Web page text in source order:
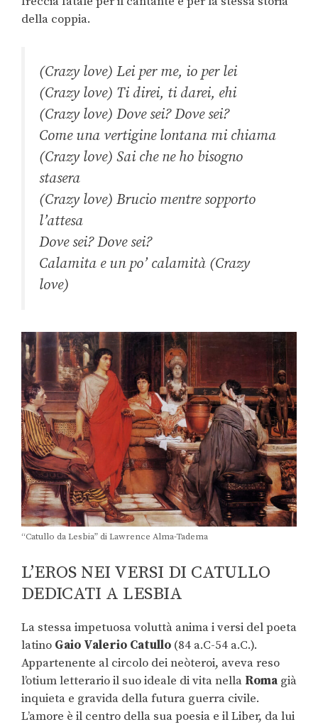
della coppia.
(Crazy love) Lei per me, io per lei
(Crazy love) Ti direi, ti darei, ehi
(Crazy love) Dove sei? Dove sei?
Come una vertigine lontana mi chiama
(Crazy love) Sai che ne ho bisogno
stasera
(Crazy love) Brucio mentre sopporto
l’attesa
Dove sei? Dove sei?
Calamita e un po’ calamità (Crazy
love)
“Catullo da Lesbia” di Lawrence Alma-Tadema
L’EROS NEI VERSI DI CATULLO
DEDICATI A LESBIA
La stessa impetuosa voluttà anima i versi del poeta
latino Gaio Valerio Catullo (84 a.C-54 a.C.).
Appartenente al circolo dei neòteroi, aveva reso
l’otium letterario il suo ideale di vita nella Roma già
inquieta e gravida della futura guerra civile.
L’amore è il centro della sua poesia e il Liber, da lui